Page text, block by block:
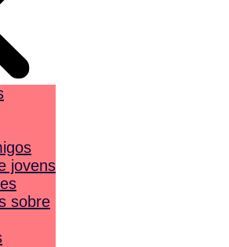
jovens
sobre